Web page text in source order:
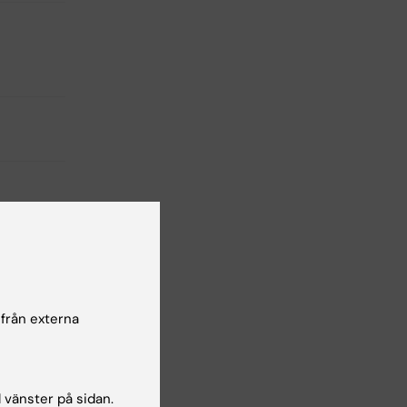
om
externa
på sidan.